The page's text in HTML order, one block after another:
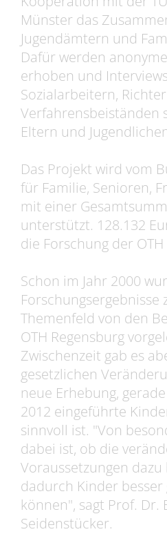
Münster das
Jugendämtern und
Dafür werden
erhoben und
Sozialarbeitern,
Verfahrensbeiständen
Eltern und
Das Projekt wird vom
für Familie, Senioren,
mit einer
unterstützt. 128.132
die Forschung der OTH
Schon im Jahr 2000
Forschungsergebnisse
Themenfeld von den
OTH Regensburg
Zwischenzeit gab es
gesetzlichen
neue Erhebung,
2012 eingeführte
sinnvoll ist. "Von
dabei ist, ob die
Voraussetzungen dazu
dadurch Kinder
können", sagt Prof. Dr.
Seidenstücker.